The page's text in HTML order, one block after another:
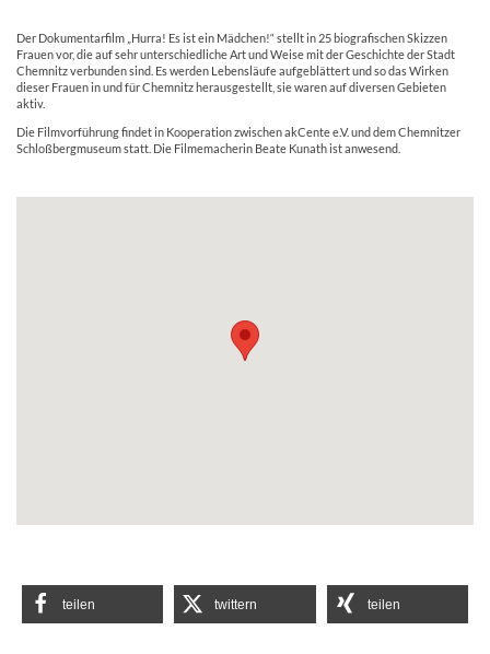
Der Dokumentarfilm „Hurra! Es ist ein Mädchen!“ stellt in 25 biografischen Skizzen
Frauen vor, die auf sehr unterschiedliche Art und Weise mit der Geschichte der Stadt
Chemnitz verbunden sind. Es werden Lebensläufe aufgeblättert und so das Wirken
dieser Frauen in und für Chemnitz herausgestellt, sie waren auf diversen Gebieten
aktiv.
Die Filmvorführung findet in Kooperation zwischen akCente e.V. und dem Chemnitzer
Schloßbergmuseum statt. Die Filmemacherin Beate Kunath ist anwesend.
teilen twittern teilen